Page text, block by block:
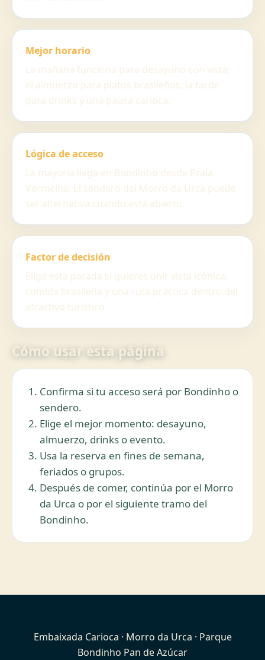
Mejor horario
La mañana funciona para desayuno con vista;
el almuerzo para platos brasileños; la tarde
para drinks y una pausa carioca.
Lógica de acceso
La mayoría llega en Bondinho desde Praia
Vermelha. El sendero del Morro da Urca puede
ser alternativa cuando está abierto.
Factor de decisión
Elige esta parada si quieres unir vista icónica,
comida brasileña y una ruta práctica dentro del
atractivo turístico.
Cómo usar esta página
Confirma si tu acceso será por Bondinho o
sendero.
Elige el mejor momento: desayuno,
almuerzo, drinks o evento.
Usa la reserva en fines de semana,
feriados o grupos.
Después de comer, continúa por el Morro
da Urca o por el siguiente tramo del
Bondinho.
Embaixada Carioca · Morro da Urca · Parque
Bondinho Pan de Azúcar